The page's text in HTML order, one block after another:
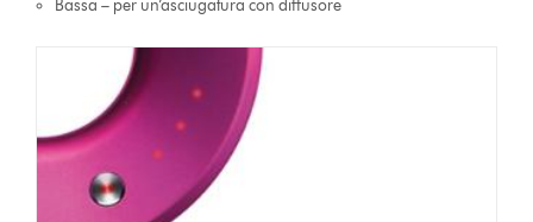
Bassa – per un’asciugatura con diffusore